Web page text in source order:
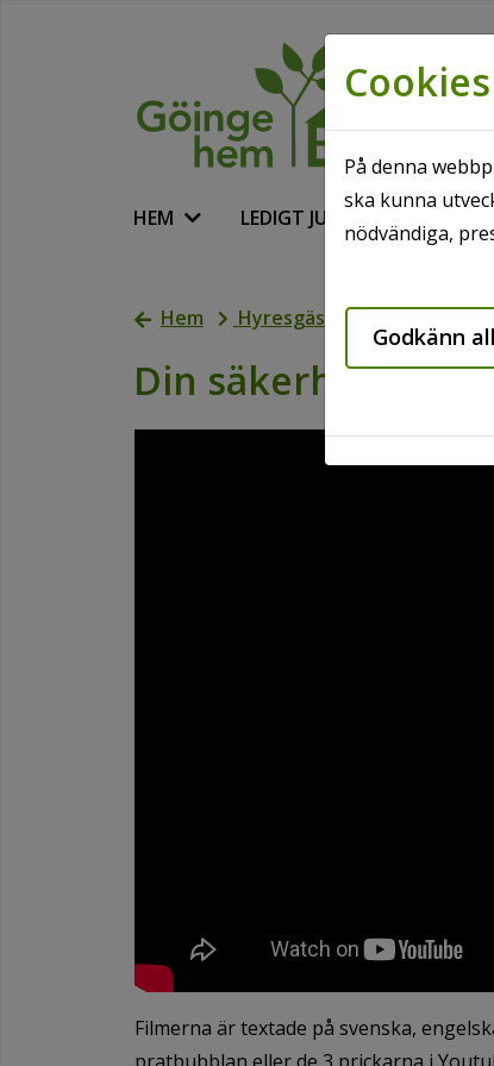
HEM LEDIGT JUST NU
Hem Hyresgäst Gör det själv
Din säkerhetsdörr
Filmerna är textade på svenska,
pratbubblan eller de 3 prickarna i
Cookies
På denna
ska kunna
nödvändiga,
Godkänn